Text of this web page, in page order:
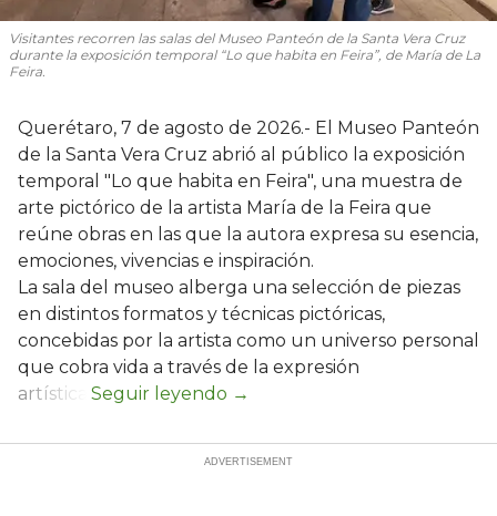
Visitantes recorren las salas del Museo Panteón de la Santa Vera Cruz
durante la exposición temporal “Lo que habita en Feira”, de María de La
Feira.
Querétaro, 7 de agosto de 2026.- El Museo Panteón
de la Santa Vera Cruz abrió al público la exposición
temporal "Lo que habita en Feira", una muestra de
arte pictórico de la artista María de la Feira que
reúne obras en las que la autora expresa su esencia,
emociones, vivencias e inspiración.
La sala del museo alberga una selección de piezas
en distintos formatos y técnicas pictóricas,
concebidas por la artista como un universo personal
que cobra vida a través de la expresión
artística.